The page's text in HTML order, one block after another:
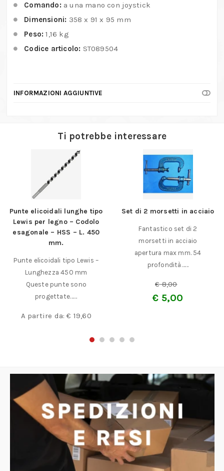
Comando:a una mano con joystick
Dimensioni: 358 x 91 x 95 mm
Peso: 1,16 kg
Codice articolo: ST089504
INFORMAZIONI AGGIUNTIVE
Ti potrebbe interessare
Punte elicoidali lunghe tipo
Lewis per legno – Codolo
esagonale – HSS – L. 450
mm.
Punte elicoidali tipo Lewis –
Lunghezza 450 mm
Queste punte sono
progettate……
A partire da:€ 19,60
Set di 2 morsetti in acciaio
Fantastico set di 2
morsetti in acciaio
apertura max mm. 54
profondità……
€8,00
€ 5,00